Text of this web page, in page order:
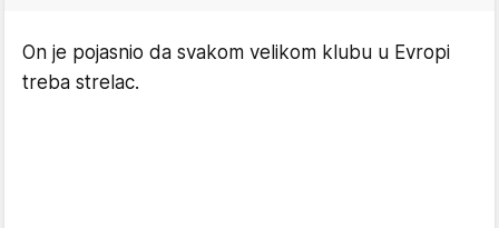
On je pojasnio da svakom velikom klubu u Evropi
treba strelac.